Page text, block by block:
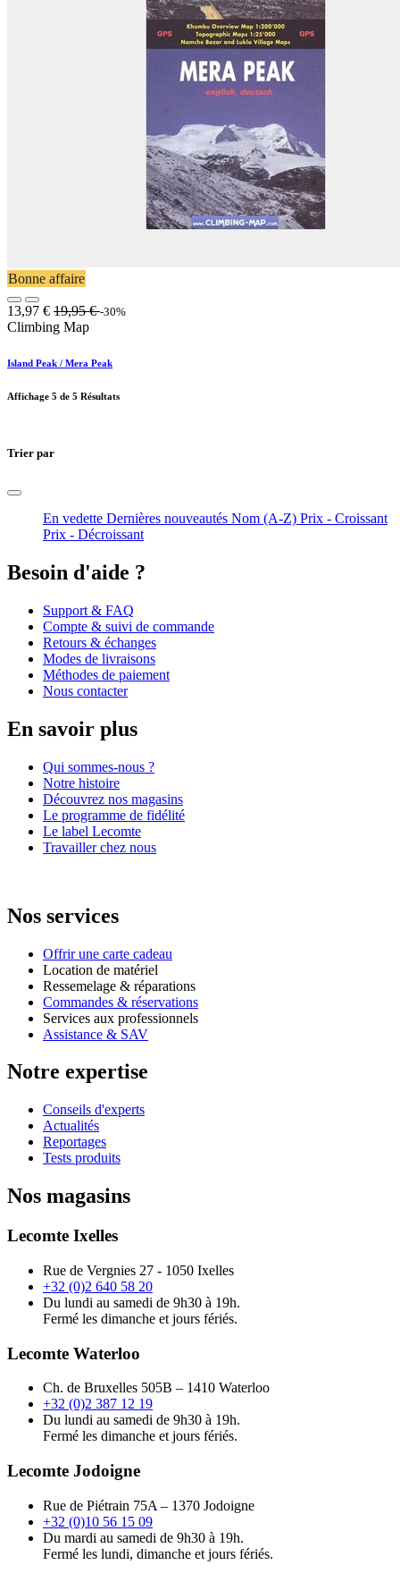
Bonne affaire
13,97 € 19,95€ -30%
Climbing Map
Island Peak / Mera Peak
Affichage 5 de 5 Résultats
Trier par
En vedette Dernières nouveautés Nom (A-Z) Prix - Croissant
Prix - Décroissant
Besoin d'aide ?
Support & FAQ
Compte & suivi de commande
Retours & échanges
Modes de livraisons
Méthodes de paiement
Nous contacter
En savoir plus
Qui sommes-nous ?
Notre histoire
Découvrez nos magasins
Le programme de fidélité
Le label Lecomte
Travailler chez nous
Nos services
Offrir une carte cadeau
Location de matériel
Ressemelage & réparations
Commandes & réservations
Services aux professionnels
Assistance & SAV
Notre expertise
Conseils d'experts
Actualités
Reportages
Tests produits
Nos magasins
Lecomte Ixelles
Rue de Vergnies 27 - 1050 Ixelles
+32 (0)2 640 58 20
Du lundi au samedi de 9h30 à 19h.
Fermé les dimanche et jours fériés.
Lecomte Waterloo
Ch. de Bruxelles 505B – 1410 Waterloo
+32 (0)2 387 12 19
Du lundi au samedi de 9h30 à 19h.
Fermé les dimanche et jours fériés.
Lecomte Jodoigne
Rue de Piétrain 75A – 1370 Jodoigne
+32 (0)10 56 15 09
Du mardi au samedi de 9h30 à 19h.
Fermé les lundi, dimanche et jours fériés.